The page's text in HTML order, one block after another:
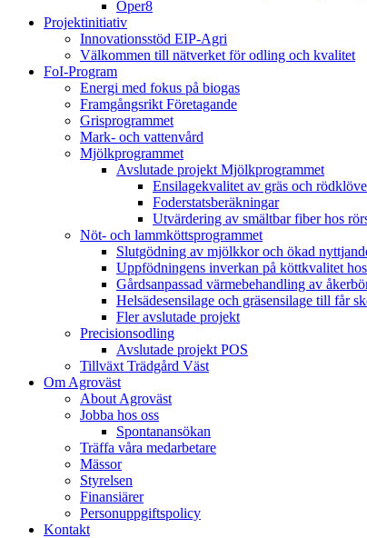
Oper8
Projektinitiativ
Innovationsstöd EIP-Agri
Välkommen till nätverket för odling och kvalitet
FoI-Program
Energi med fokus på biogas
Framgångsrikt Företagande
Grisprogrammet
Mark- och vattenvård
Mjölkprogrammet
Avslutade projekt Mjölkprogrammet
Ensilagekvalitet av gräs och
Foderstatsberäkningar
Utvärdering av smältbar fiber hos
Nöt- och lammköttsprogrammet
Slutgödning av mjölkkor och ökad
Uppfödningens inverkan på köttkvalitet
Gårdsanpassad värmebehandling av
Helsädesensilage och gräsensilage till får
Fler avslutade projekt
Precisionsodling
Avslutade projekt POS
Tillväxt Trädgård Väst
Om Agroväst
About Agroväst
Jobba hos oss
Spontanansökan
Träffa våra medarbetare
Mässor
Styrelsen
Finansiärer
Personuppgiftspolicy
Kontakt